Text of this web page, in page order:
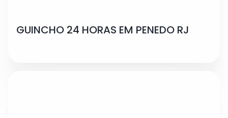
GUINCHO 24 HORAS EM PENEDO RJ